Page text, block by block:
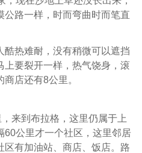
路一样，时而弯曲时而笔直
酷热难耐，没有稍微可以遮挡
上要裂开一样，热气饶身，滚
店还有8公里。
来到布拉格，这里仍属于上
60公里才一个社区，这里邻居
区有加油站、商店、饭店。路